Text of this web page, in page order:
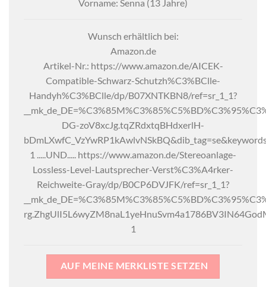
Vorname: Senna (13 Jahre)
Wunsch erhältlich bei:
Amazon.de
Artikel-Nr.: https://www.amazon.de/AICEK-
Compatible-Schwarz-Schutzh%C3%BClle-
Handyh%C3%BClle/dp/B07XNTKBN8/ref=sr_1_1?
DG-zoV8xcJg.tqZRdxtqBHdxerlH-
1 .....UND..... https://www.amazon.de/Stereoanlage-
Lossless-Level-Lautsprecher-Verst%C3%A4rker-
Reichweite-Gray/dp/B0CP6DVJFK/ref=sr_1_1?
1
AUF MEINE MERKLISTE SETZEN